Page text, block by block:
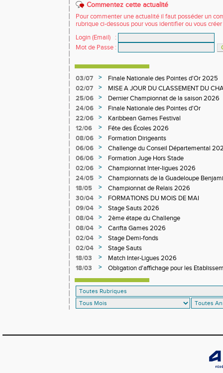
Commentez cette actualité
Pour commenter une actualité il faut posséder un
rubrique ci-dessous pour vous identifier ou vous
Login (Email)
:
Mot de Passe :
03/07 >
Finale Nationale des Pointes d'Or 2025
02/07
>
MISE A JOUR DU CLASSEMENT DU
DEPARTEMENTAL
25/06 >
Dernier Championnat de la saison 2026
24/06
>
Finale Nationale des Pointes d'Or
22/06
>
Karibbean Games Festival
12/06
>
Fête des Écoles 2026
08/06
>
Formation Dirigeants
06/06
>
Challenge du Conseil Départemental
06/06
>
Formation Juge Hors Stade
02/06
>
Championnat Inter-ligues 2026
24/05
>
Championnats de la Guadeloupe
18/05
>
Championnat de Relais 2026
30/04
>
FORMATIONS DU MOIS DE MAI
09/04
>
Stage Sauts 2026
08/04
>
2ème étape du Challenge
08/04
>
Carifta Games 2026
02/04
>
Stage Demi-fonds
02/04
>
Stage Sauts
18/03
>
Match Inter-Ligues 2026
18/03
>
Obligation d'affichage pour les